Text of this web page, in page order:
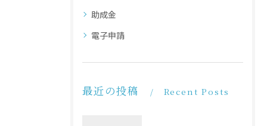
助成金
電子申請
最近の投稿 Recent Posts